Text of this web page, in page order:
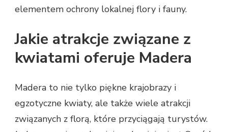
elementem ochrony lokalnej flory i fauny.
Jakie atrakcje związane z
kwiatami oferuje Madera
Madera to nie tylko piękne krajobrazy i
egzotyczne kwiaty, ale także wiele atrakcji
związanych z florą, które przyciągają turystów.